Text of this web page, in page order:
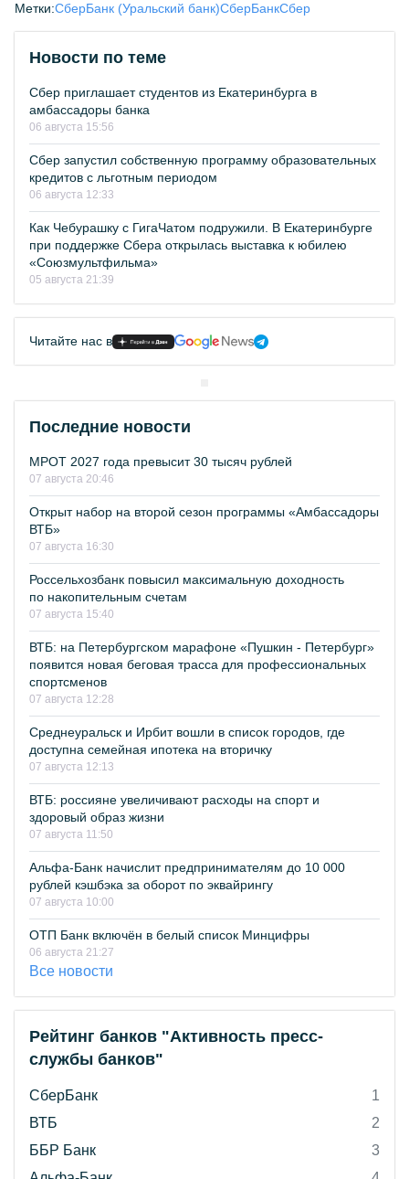
Метки:СберБанк (Уральский банк)СберБанкСбер
Новости по теме
Сбер приглашает студентов из Екатеринбурга в
амбассадоры банка
06 августа 15:56
Сбер запустил собственную программу образовательных
кредитов с льготным периодом
06 августа 12:33
Как Чебурашку с ГигаЧатом подружили. В Екатеринбурге
при поддержке Сбера открылась выставка к юбилею
«Союзмультфильма»
05 августа 21:39
Читайте нас в
Последние новости
МРОТ 2027 года превысит 30 тысяч рублей
07 августа 20:46
Открыт набор на второй сезон программы «Амбассадоры
ВТБ»
07 августа 16:30
Россельхозбанк повысил максимальную доходность
по накопительным счетам
07 августа 15:40
ВТБ: на Петербургском марафоне «Пушкин - Петербург»
появится новая беговая трасса для профессиональных
спортсменов
07 августа 12:28
Среднеуральск и Ирбит вошли в список городов, где
доступна семейная ипотека на вторичку
07 августа 12:13
ВТБ: россияне увеличивают расходы на спорт и
здоровый образ жизни
07 августа 11:50
Альфа-Банк начислит предпринимателям до 10 000
рублей кэшбэка за оборот по эквайрингу
07 августа 10:00
ОТП Банк включён в белый список Минцифры
06 августа 21:27
Все новости
Рейтинг банков "Активность пресс-
службы банков"
СберБанк
1
ВТБ
2
ББР Банк
3